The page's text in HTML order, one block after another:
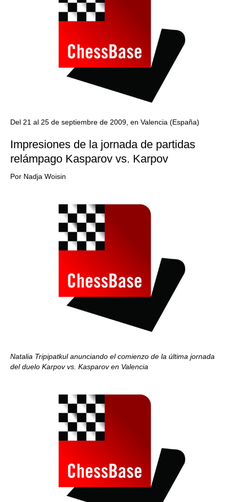
Del 21 al 25 de septiembre de 2009, en Valencia (España)
Impresiones de la jornada de partidas
relámpago Kasparov vs. Karpov
Por Nadja Woisin
Natalia Tripipatkul anunciando el comienzo de la última jornada
del duelo Karpov vs. Kasparov en Valencia